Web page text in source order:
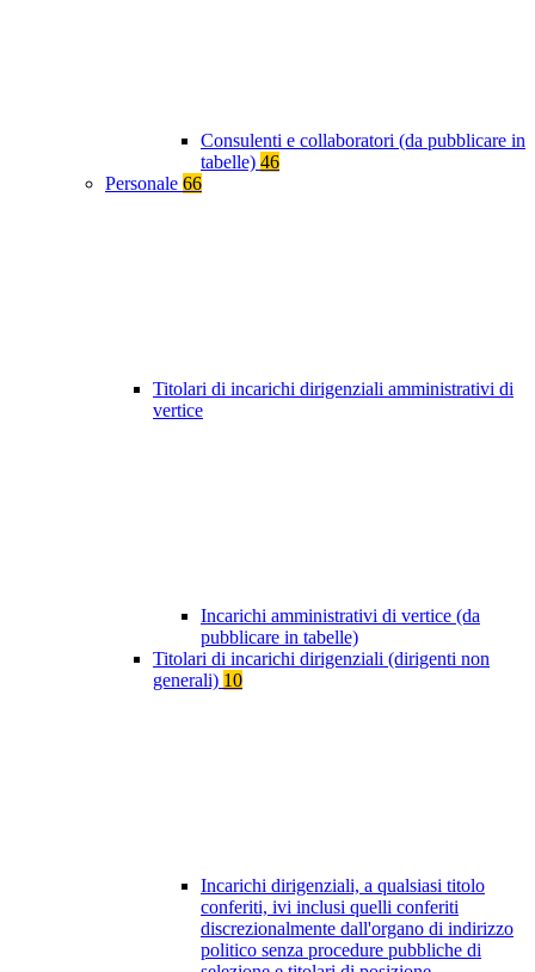
Consulenti e collaboratori (da pubblicare in
tabelle) 46
Personale 66
Titolari di incarichi dirigenziali amministrativi di
vertice
Incarichi amministrativi di vertice (da
pubblicare in tabelle)
Titolari di incarichi dirigenziali (dirigenti non
generali) 10
Incarichi dirigenziali, a qualsiasi titolo
conferiti, ivi inclusi quelli conferiti
discrezionalmente dall'organo di indirizzo
politico senza procedure pubbliche di